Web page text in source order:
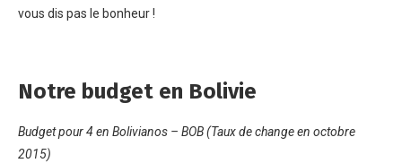
vous dis pas le bonheur !
Notre budget en Bolivie
Budget pour 4 en Bolivianos – BOB (Taux de change en octobre
2015)